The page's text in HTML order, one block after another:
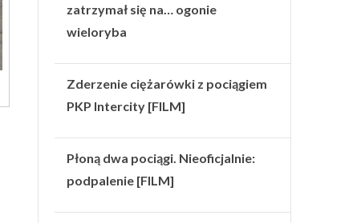
zatrzymał się na… ogonie
wieloryba
Zderzenie ciężarówki z pociągiem
PKP Intercity [FILM]
Płoną dwa pociągi. Nieoficjalnie:
podpalenie [FILM]